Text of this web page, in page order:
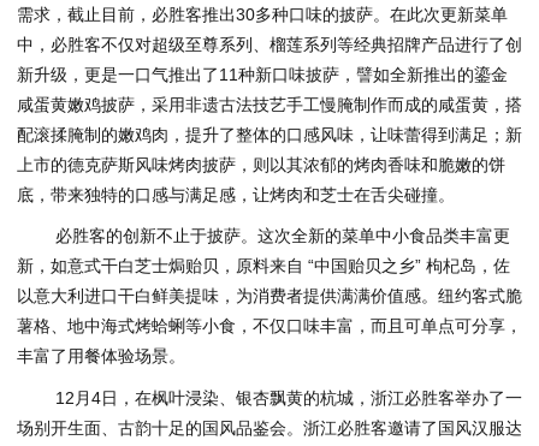
需求，截止目前，必胜客推出30多种口味的披萨。在此次更新菜单
中，必胜客不仅对超级至尊系列、榴莲系列等经典招牌产品进行了创
新升级，更是一口气推出了11种新口味披萨，譬如全新推出的鎏金
咸蛋黄嫩鸡披萨，采用非遗古法技艺手工慢腌制作而成的咸蛋黄，搭
配滚揉腌制的嫩鸡肉，提升了整体的口感风味，让味蕾得到满足；新
上市的德克萨斯风味烤肉披萨，则以其浓郁的烤肉香味和脆嫩的饼
底，带来独特的口感与满足感，让烤肉和芝士在舌尖碰撞。
必胜客的创新不止于披萨。这次全新的菜单中小食品类丰富更
新，如意式干白芝士焗贻贝，原料来自 “中国贻贝之乡” 枸杞岛，佐
以意大利进口干白鲜美提味，为消费者提供满满价值感。纽约客式脆
薯格、地中海式烤蛤蜊等小食，不仅口味丰富，而且可单点可分享，
丰富了用餐体验场景。
12月4日，在枫叶浸染、银杏飘黄的杭城，浙江必胜客举办了一
场别开生面、古韵十足的国风品鉴会。浙江必胜客邀请了国风汉服达